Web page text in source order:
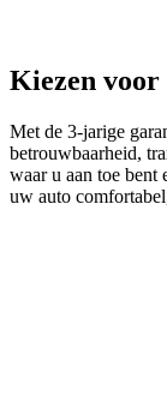
Kiezen
Met de 3‑jarige
betrouwbaarheid,
waar u aan toe
uw auto